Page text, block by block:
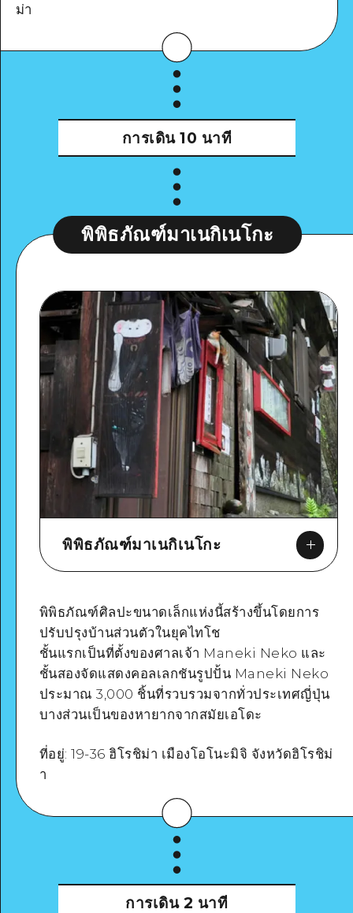
ม่า
การเดิน 10 นาที
พิพิธภัณฑ์มาเนกิเนโกะ
พิพิธภัณฑ์มาเนกิเนโกะ
Google Maps
พิพิธภัณฑ์ศิลปะขนาดเล็กแห่งนี้สร้างขึ้นโดยการ
ปรับปรุงบ้านส่วนตัวในยุคไทโช
ชั้นแรกเป็นที่ตั้งของศาลเจ้า Maneki Neko และ
ชั้นสองจัดแสดงคอลเลกชันรูปปั้น Maneki Neko
ประมาณ 3,000 ชิ้นที่รวบรวมจากทั่วประเทศญี่ปุ่น
บางส่วนเป็นของหายากจากสมัยเอโดะ
ที่อยู่: 19-36 ฮิโรชิม่า เมืองโอโนะมิจิ จังหวัดฮิโรชิม่
า
การเดิน 2 นาที